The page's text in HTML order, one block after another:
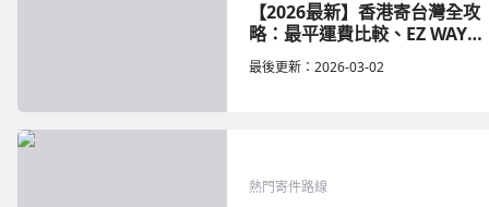
【2026最新】香港寄台灣全攻
略：最平運費比較、EZ WAY實
名認證與關稅教學
最後更新： 2026-03-02
熱門寄件路線